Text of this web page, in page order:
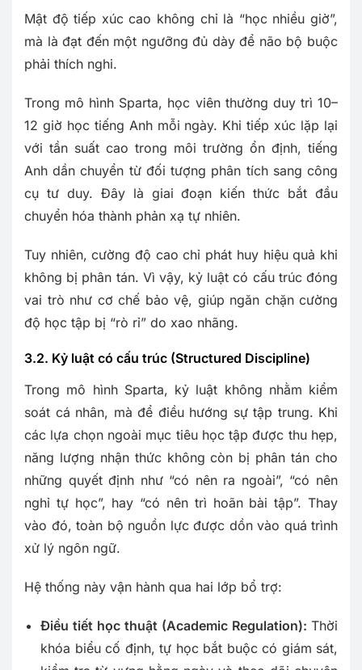
Mật độ tiếp xúc cao không chỉ là “học nhiều giờ”,
mà là đạt đến một ngưỡng đủ dày để não bộ buộc
phải thích nghi.
Trong mô hình Sparta, học viên thường duy trì 10–
12 giờ học tiếng Anh mỗi ngày. Khi tiếp xúc lặp lại
với tần suất cao trong môi trường ổn định, tiếng
Anh dần chuyển từ đối tượng phân tích sang công
cụ tư duy. Đây là giai đoạn kiến thức bắt đầu
chuyển hóa thành phản xạ tự nhiên.
Tuy nhiên, cường độ cao chỉ phát huy hiệu quả khi
không bị phân tán. Vì vậy, kỷ luật có cấu trúc đóng
vai trò như cơ chế bảo vệ, giúp ngăn chặn cường
độ học tập bị “rò rỉ” do xao nhãng.
3.2. Kỷ luật có cấu trúc (Structured Discipline)
Trong mô hình Sparta, kỷ luật không nhằm kiểm
soát cá nhân, mà để điều hướng sự tập trung. Khi
các lựa chọn ngoài mục tiêu học tập được thu hẹp,
năng lượng nhận thức không còn bị phân tán cho
những quyết định như “có nên ra ngoài”, “có nên
nghỉ tự học”, hay “có nên trì hoãn bài tập”. Thay
vào đó, toàn bộ nguồn lực được dồn vào quá trình
xử lý ngôn ngữ.
Hệ thống này vận hành qua hai lớp bổ trợ:
Điều tiết học thuật (Academic Regulation): Thời
khóa biểu cố định, tự học bắt buộc có giám sát,